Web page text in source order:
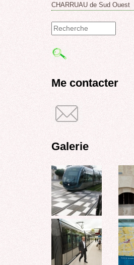
CHARRUAU de Sud Ouest
Formulaire
de
Me contacter
Galerie